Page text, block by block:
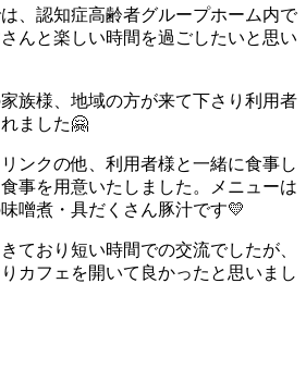
、認知症高齢者グループホーム内で
んと楽しい時間を過ごしたいと思い
族様、地域の方が来て下さり利用者
ました🤗
ンクの他、利用者様と一緒に食事し
事を用意いたしました。メニューは
噌煮・具だくさん豚汁です💛
ており短い時間での交流でしたが、
カフェを開いて良かったと思いまし